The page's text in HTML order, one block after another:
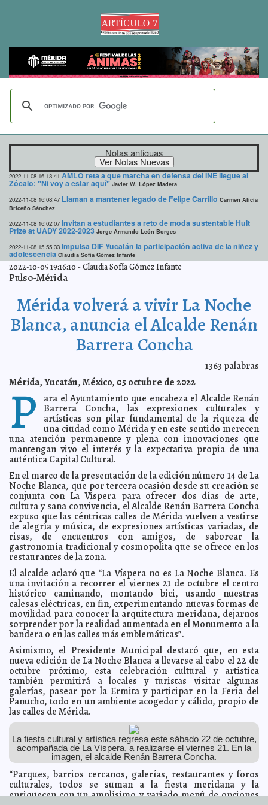
Notas antiguas
2022-11-08 16:13:41 AMLO reta a que marcha en defensa del INE llegue al
Zócalo: "Ni voy a estar aquí" Javier W. López Madera
2022-11-08 16:08:47 Llaman a mantener legado de Felipe Carrillo Carmen Alicia
Briceño Sánchez
2022-11-08 16:02:07 Invitan a estudiantes a reto de moda sustentable Hult
Prize at UADY 2022-2023 Jorge Armando León Borges
2022-11-08 15:55:33 Impulsa DIF Yucatán la participación activa de la niñez y
adolescencia Claudia Sofía Gómez Infante
2022-11-08 15:52:02 El alcalde Renán Barrera presenta el Maratón
Internacional de Mérida 2023
Seguridad Kamila López
2022-11-03 17:02:57 El Alcalde Renán Barrera invierte más recursos en el
sur para el desarrollo equitativo del Municipio Kamila López
XXXVI Semana de la Contaduría Pública, del 14 al 18 de
Laura Aldama
El alcalde Renán Barrera fortalece las acciones en
Kamila López
2022-11-02 09:11:03 El Ayuntamiento de Mérida promueve los lazos entre
Policía Municipal y la sociedad Jorge Armando León Borges
2022-10-29 16:40:25 Renán Barrera encabezó el regreso del Paseo de las
Ánimas que envolvió el Centro de la ciudad Juan Francisco del Toral
2022-10-29 16:37:28 El alcalde Renán Barrera rehabilita la infraestructura y
espacios públicos de las comisarías Kamila López
2022-10-29 16:34:22 Buscan generar más espacios en TICs para las mujeres
Jorge Armando León Borges
2022-10-29 16:31:47 El Ayuntamiento de Mérida mantendrá guardias con
motivo de la celebración de los Fieles Difuntos Claudia Sofía Gómez Infante
2022-10-27 18:57:31 Inicia 1er. Congreso de Economía Circular Yucatán
2022 Laura Aldama
2022-10-26 16:27:19 Presentan el Gobernador Mauricio Vila Dosal y el
Alcalde Renán Barrera Concha, el Gran Corredor Turístico-
Gastronómico Carmen Alicia Briceño Sánchez
2022-10-26 16:20:47 Empresas que implementan análisis de datos crecen,
2022-10-26 15:24:13 Empresarios de las Méridas del Mundo se reunirán en
España, en noviembre A7
2022-10-24 19:48:03 El alcalde Renán Barrera inauguró el Festival de las
Ánimas 2022 Claudia Sofía Gómez Infante
2022-10-24 19:45:27 Renán Barrera Concha, reconoce el aporte de la
sociedad civil a la dinámica de la ciudad Javier W. López Madera
2022-10-24 19:42:44 El alcalde Renán Barrera trabaja para mantener
servicios públicos eficientes y de calidad con nueva flotilla vehicular
Carmen Alicia Briceño Sánchez
2022-10-24 18:36:50 Firman Convenio Específico de Colaboración el IEPAC
y el INDERM Laura Aldama
2022-10-22 17:18:04 El alcalde Renán Barrera presentó la nueva ruta
“Circuito Aventura” para el disfrute y la sana convivencia de la
2022-10-19 16:57:25 El alcalde Renán Barrera trabaja para abatir los índices
de pobreza en el Municipio Kamila López
2022-10-19 16:52:21 El Congreso de la Unión busca ofrecer garantías y
certezas en el sector Fintech.
2022-10-15 16:27:28 Más espacios para la mujer, ofrece el Alcalde Renán
Barrera Concha en el marco del 21 Aniversario del Instituto Municipal
de la Mujer Laura Aldama
2022-10-05 19:16:10 -Claudia Sofía Gómez Infante
Pulso-Mérida
Mérida volverá a vivir La Noche
Blanca, anuncia el Alcalde Renán
Barrera Concha
1363 palabras
Mérida, Yucatán, México, 05 octubre de 2022
P ara el Ayuntamiento que encabeza el Alcalde Renán
Barrera Concha, las expresiones culturales y
artísticas son pilar fundamental de la riqueza de
una ciudad como Mérida y en este sentido merecen
una atención permanente y plena con innovaciones que
mantengan vivo el interés y la expectativa propia de una
auténtica Capital Cultural.
En el marco de la presentación de la edición número 14 de La
Noche Blanca, que por tercera ocasión desde su creación se
conjunta con La Víspera para ofrecer dos días de arte,
cultura y sana convivencia, el Alcalde Renán Barrera Concha
expuso que las céntricas calles de Mérida vuelven a vestirse
de alegría y música, de expresiones artísticas variadas, de
risas, de encuentros con amigos, de saborear la
gastronomía tradicional y cosmopolita que se ofrece en los
restaurantes de la zona.
El alcalde aclaró que “La Víspera no es La Noche Blanca. Es
una invitación a recorrer el viernes 21 de octubre el centro
histórico caminando, montando bici, usando nuestras
calesas eléctricas, en fin, experimentando nuevas formas de
movilidad para conocer la arquitectura meridana, dejarnos
sorprender por la realidad aumentada en el Monumento a la
bandera o en las calles más emblemáticas”.
Asimismo, el Presidente Municipal destacó que, en esta
nueva edición de La Noche Blanca a llevarse al cabo el 22 de
octubre próximo, esta celebración cultural y artística
también permitirá a locales y turistas visitar algunas
galerías, pasear por la Ermita y participar en la Feria del
Panucho, todo en un ambiente acogedor y cálido, propio de
las calles de Mérida.
La fiesta cultural y artística regresa este sábado 22 de octubre,
acompañada de La Víspera, a realizarse el viernes 21. En la
imagen, el alcalde Renán Barrera Concha.
“Parques, barrios cercanos, galerías, restaurantes y foros
culturales, todos se suman a la fiesta meridana y la
enriquecen con un amplísimo y variado menú de opciones